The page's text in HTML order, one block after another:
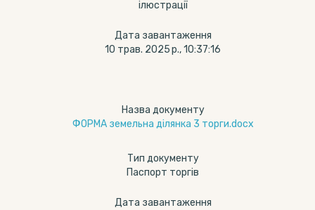
ілюстрації
Дата завантаження
10 трав. 2025 р., 10:37:16
Назва документу
ФОРМА земельна ділянка 3 торги.docx
Тип документу
Паспорт торгів
Дата завантаження